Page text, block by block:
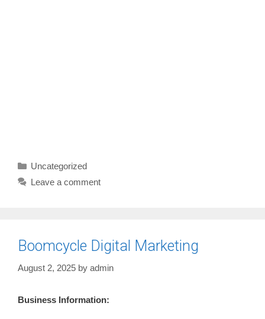
Categories
Uncategorized
Leave a comment
Boomcycle Digital Marketing
August 2, 2025 by admin
Business Information: